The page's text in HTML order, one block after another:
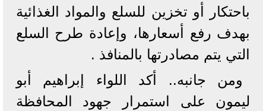
باحتكار أو تخزين للسلع والمواد الغذائية
بهدف رفع أسعارها، وإعادة طرح السلع
التي يتم مصادرتها بالمنافذ .
ومن جانبه.. أكد اللواء إبراهيم أبو
ليمون على استمرار جهود المحافظة